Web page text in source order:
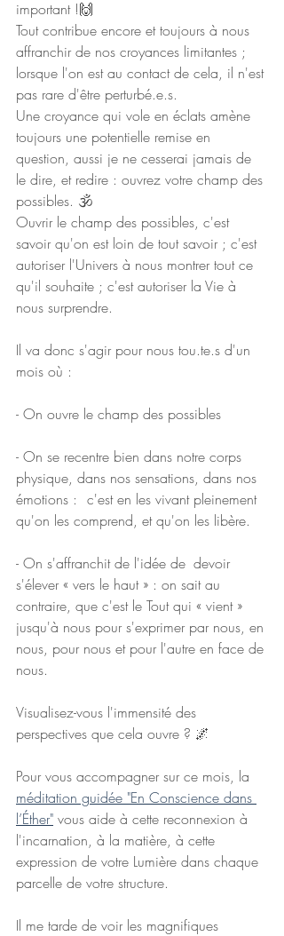
important !🙌
Tout contribue encore et toujours à nous
affranchir de nos croyances limitantes ;
lorsque l'on est au contact de cela, il n'est
pas rare d'être perturbé.e.s.
Une croyance qui vole en éclats amène
toujours une potentielle remise en
question, aussi je ne cesserai jamais de
le dire, et redire : ouvrez votre champ des
possibles. 🕉
Ouvrir le champ des possibles, c'est
savoir qu'on est loin de tout savoir ; c'est
autoriser l'Univers à nous montrer tout ce
qu'il souhaite ; c'est autoriser la Vie à
nous surprendre.
Il va donc s'agir pour nous tou.te.s d'un
mois où :
- On ouvre le champ des possibles
- On se recentre bien dans notre corps
physique, dans nos sensations, dans nos
émotions : 	c'est en les vivant pleinement
qu'on les comprend, et qu'on les libère.
- On s'affranchit de l'idée de 	devoir
s'élever « vers le haut » : on sait au
contraire, que c'est le Tout qui « vient »
jusqu'à nous pour s'exprimer par nous, en
nous, pour nous et pour l'autre en face de
nous.
Visualisez-vous l'immensité des
perspectives que cela ouvre ? 🌌
Pour vous accompagner sur ce mois, la
méditation guidée "En Conscience dans
l’Éther" vous aide à cette reconnexion à
l'incarnation, à la matière, à cette
expression de votre Lumière dans chaque
parcelle de votre structure.
Il me tarde de voir les magnifiques